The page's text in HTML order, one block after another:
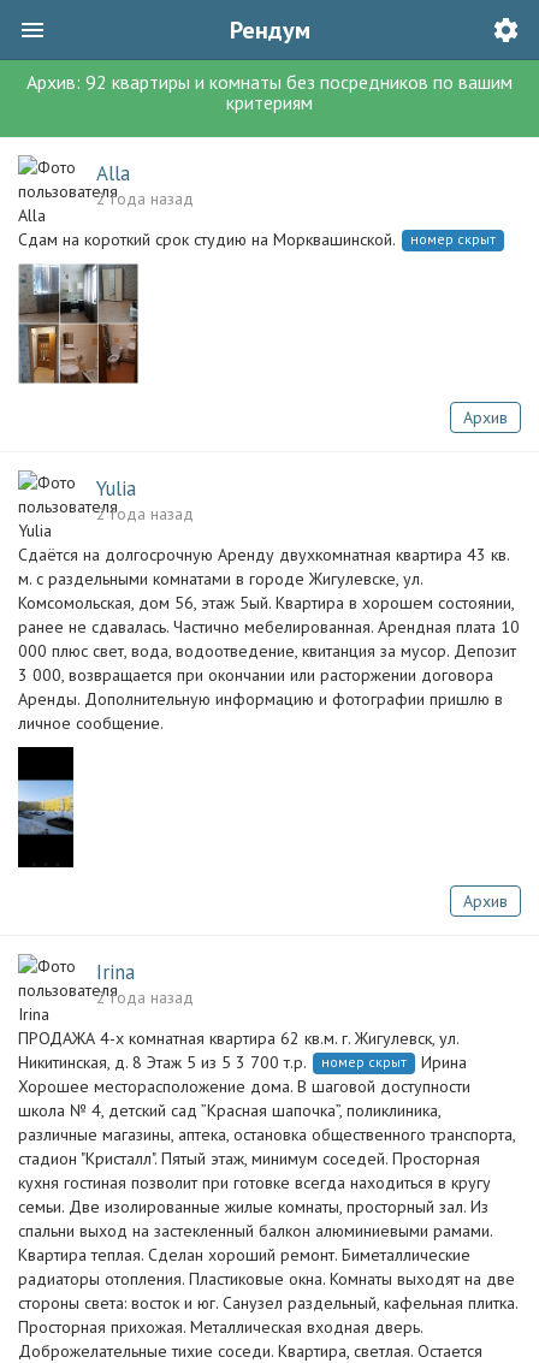
Рендум
Архив: 92 квартиры и комнаты без посредников по вашим
критериям
Alla
2 года назад
Сдам на короткий срок студию на Морквашинской.
номер скрыт
Архив
Yulia
2 года назад
Сдаётся на долгосрочную Аренду двухкомнатная квартира 43 кв.
м. с раздельными комнатами в городе Жигулевске, ул.
Комсомольская, дом 56, этаж 5ый. Квартира в хорошем состоянии,
ранее не сдавалась. Частично мебелированная. Арендная плата 10
000 плюс свет, вода, водоотведение, квитанция за мусор. Депозит
3 000, возвращается при окончании или расторжении договора
Аренды. Дополнительную информацию и фотографии пришлю в
личное сообщение.
Архив
Irina
2 года назад
ПРОДАЖА 4-х комнатная квартира 62 кв.м. г. Жигулевск, ул.
Никитинская, д. 8 Этаж 5 из 5 3 700 т.р.
номер скрыт
Ирина
Хорошее месторасположение дома. В шаговой доступности
школа № 4, детский сад ”Красная шапочка”, поликлиника,
различные магазины, аптека, остановка общественного транспорта,
стадион "Кристалл". Пятый этаж, минимум соседей. Просторная
кухня гостиная позволит при готовке всегда находиться в кругу
семьи. Две изолированные жилые комнаты, просторный зал. Из
спальни выход на застекленный балкон алюминиевыми рамами.
Квартира теплая. Сделан хороший ремонт. Биметаллические
радиаторы отопления. Пластиковые окна. Комнаты выходят на две
стороны света: восток и юг. Санузел раздельный, кафельная плитка.
Просторная прихожая. Металлическая входная дверь.
Доброжелательные тихие соседи. Квартира, светлая. Остается